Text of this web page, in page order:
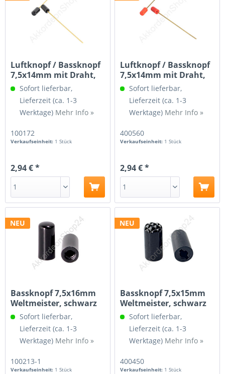
Luftknopf / Bassknopf
7,5x14mm mit Draht,
schwarz
Sofort lieferbar,
Lieferzeit (ca. 1-3
Werktage) Mehr Info »
100172
Verkaufseinheit: 1 Stück
2,94 € *
Luftknopf / Bassknopf
7,5x14mm mit Draht,
rotSofort lieferbar,
Lieferzeit (ca. 1-3
Werktage) Mehr Info »
400560
Verkaufseinheit: 1 Stück
2,94 € *
NEU
Bassknopf 7,5x16mm
Weltmeister, schwarz
Sofort lieferbar,
Lieferzeit (ca. 1-3
Werktage) Mehr Info »
100213-1
Verkaufseinheit: 1 Stück
NEU
Bassknopf 7,5x15mm
Weltmeister, schwarz
geriffelt
Sofort lieferbar,
Lieferzeit (ca. 1-3
Werktage) Mehr Info »
400450
Verkaufseinheit: 1 Stück